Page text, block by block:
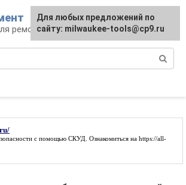
ремонтных работ
с помощью СКУД. Ознакомиться на https://all-
Для любых предложений по
сайту: milwaukee-tools@cp9.ru